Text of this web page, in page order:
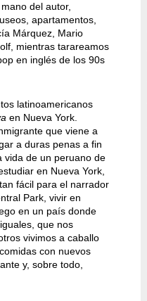
del autor,
apartamentos,
Márquez, Mario
mientras tarareamos
en inglés de los 90s
latinoamericanos
en Nueva York.
que viene a
a duras penas a fin
vida de un peruano de
en Nueva York,
fácil para el narrador
Park, vivir en
en un país donde
que nos
vivimos a caballo
con nuevos
y, sobre todo,